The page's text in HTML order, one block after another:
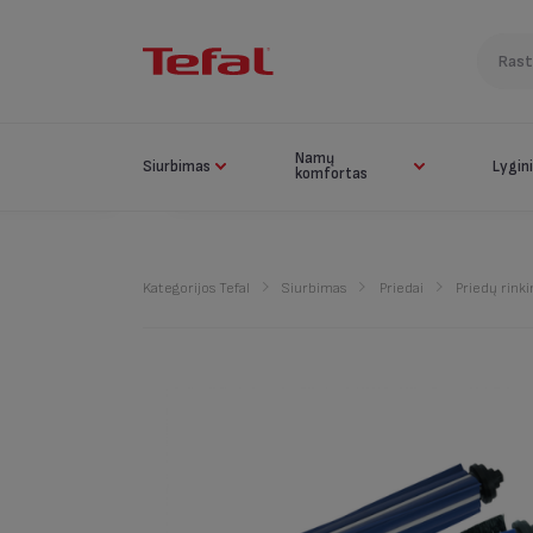
Siurbimas
Namų
komfortas
Kategorijos Tefal Siurbimas Priedai Priedų